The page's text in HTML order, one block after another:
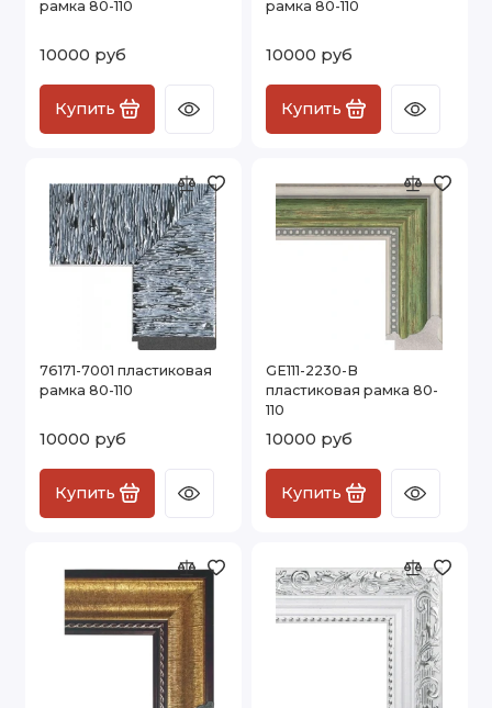
рамка 80-110
10000 руб
Купить
рамка 80-110
10000 руб
Купить
76171-7001 пластиковая
рамка 80-110
10000 руб
Купить
GE111-2230-B
пластиковая рамка 80-
110
10000 руб
Купить